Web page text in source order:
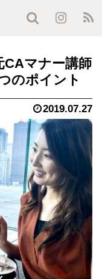
CAマナー講師
のポイント
2019.07.27